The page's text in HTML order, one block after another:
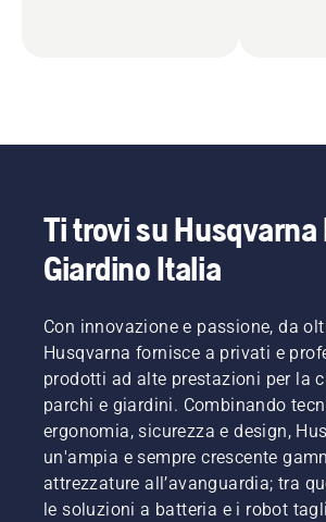
Ti trovi su Husqvarna
Giardino Italia
Con innovazione e passione, da
Husqvarna fornisce a privati e
prodotti ad alte prestazioni per la
parchi e giardini. Combinando
ergonomia, sicurezza e design,
un'ampia e sempre crescente
attrezzature all’avanguardia; tra
le soluzioni a batteria e i robot